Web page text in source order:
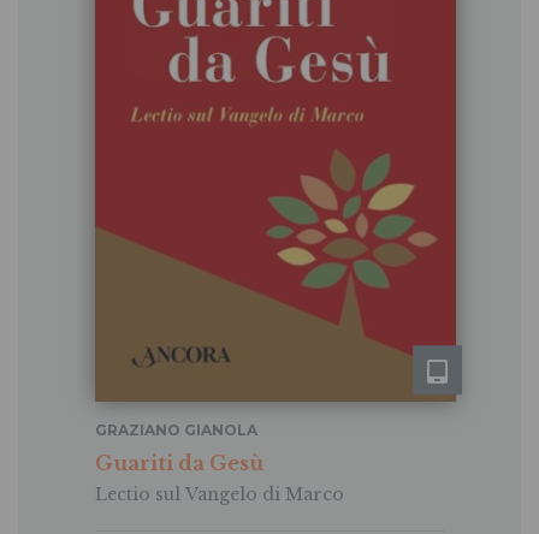
Guariti da Gesù
Lectio sul Vangelo di Marco
GRAZIANO GIANOLA